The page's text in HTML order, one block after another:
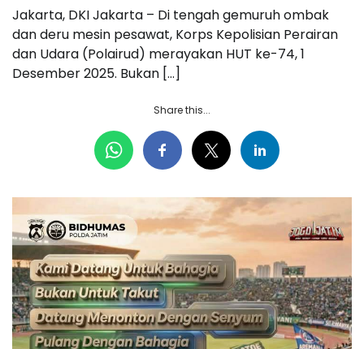
Jakarta, DKI Jakarta – Di tengah gemuruh ombak
dan deru mesin pesawat, Korps Kepolisian Perairan
dan Udara (Polairud) merayakan HUT ke-74, 1
Desember 2025. Bukan […]
Share this...